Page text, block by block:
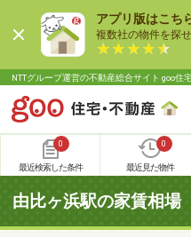
アプリ版はこち
複数社の物件を探せ
NTTグループ運営の不動産総合サイト goo住
0
最近検索した条件
0
最近見た物件
由比ヶ浜駅の家賃相場